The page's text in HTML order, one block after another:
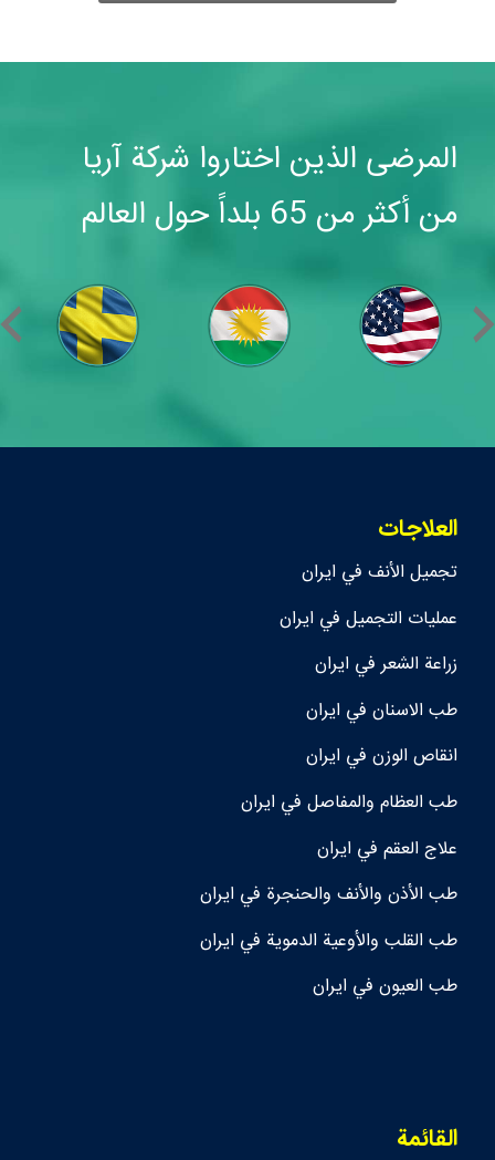
المرضى الذين اختاروا شركة آريا
من أكثر من 65 بلداً حول العالم
العلاجات
تجمیل الأنف في ايران
عمليات التجميل في ايران
زراعة الشعر في ايران
طب الاسنان في ايران
انقاص الوزن في ايران
طب العظام والمفاصل في ايران
علاج العقم في ايران
طب الأذن والأنف والحنجرة في ايران
طب القلب والأوعية الدموية في ايران
طب العيون في ايران
القائمة